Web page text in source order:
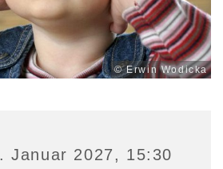
© Erwin Wodicka
Januar 2027, 15:30